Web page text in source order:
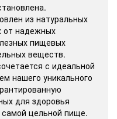
из натуральных
от надежных
пищевых
веществ.
с идеальной
нашего уникального
для здоровья
цельной пище.